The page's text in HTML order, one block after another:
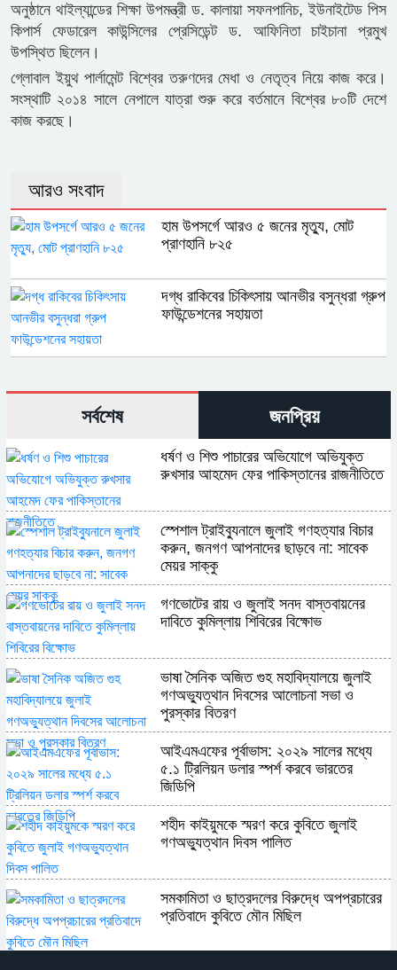
অনুষ্ঠানে থাইল্যান্ডের শিক্ষা উপমন্ত্রী ড. কালায়া সফনপানিচ, ইউনাইটেড পিস
কিপার্স ফেডারেল কাউন্সিলের প্রেসিডেন্ট ড. আফিনিতা চাইচানা প্রমুখ
উপস্থিত ছিলেন।
গ্লোবাল ইয়ুথ পার্লামেন্ট বিশ্বের তরুণদের মেধা ও নেতৃত্ব নিয়ে কাজ করে।
সংস্থাটি ২০১৪ সালে নেপালে যাত্রা শুরু করে বর্তমানে বিশ্বের ৮০টি দেশে
কাজ করছে।
আরও সংবাদ
হাম উপসর্গে আরও ৫ জনের মৃত্যু, মোট
প্রাণহানি ৮২৫
দগ্ধ রাকিবের চিকিৎসায় আনভীর বসুন্ধরা গ্রুপ
ফাউন্ডেশনের সহায়তা
সর্বশেষ জনপ্রিয়
ধর্ষণ ও শিশু পাচারের অভিযোগে অভিযুক্ত
রুখসার আহমেদ ফের পাকিস্তানের রাজনীতিতে
স্পেশাল ট্রাইব্যুনালে জুলাই গণহত্যার বিচার
করুন, জনগণ আপনাদের ছাড়বে না: সাবেক
মেয়র সাক্কু
গণভোটের রায় ও জুলাই সনদ বাস্তবায়নের
দাবিতে কুমিল্লায় শিবিরের বিক্ষোভ
ভাষা সৈনিক অজিত গুহ মহাবিদ্যালয়ে জুলাই
গণঅভ্যুত্থান দিবসের আলোচনা সভা ও
পুরস্কার বিতরণ
​আইএমএফের পূর্বাভাস: ২০২৯ সালের মধ্যে
৫.১ ট্রিলিয়ন ডলার স্পর্শ করবে ভারতের
জিডিপি
শহীদ কাইয়ুমকে স্মরণ করে কুবিতে জুলাই
গণঅভ্যুত্থান দিবস পালিত
সমকামিতা ও ছাত্রদলের বিরুদ্ধে অপপ্রচারের
প্রতিবাদে কুবিতে মৌন মিছিল